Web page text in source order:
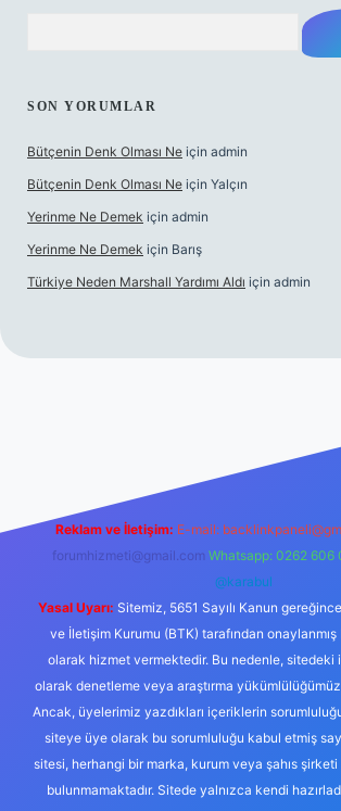
SON YORUMLAR
Bütçenin Denk Olması Ne için admin
Bütçenin Denk Olması Ne için Yalçın
Yerinme Ne Demek için admin
Yerinme Ne Demek için Barış
Türkiye Neden Marshall Yardımı Aldı için admin
Reklam ve İletişim: E-mail:
forumhizmeti@gmail.com Whatsapp: 0262 606
@karabul
Yasal Uyarı: Sitemiz, 5651 Sayılı Kanun
ve İletişim Kurumu (BTK) tarafından onaylanmış
olarak hizmet vermektedir. Bu nedenle,
olarak denetleme veya araştırma
Ancak, üyelerimiz yazdıkları içeriklerin
siteye üye olarak bu sorumluluğu kabul etmiş
sitesi, herhangi bir marka, kurum veya şahıs şirketi
bulunmamaktadır. Sitede yalnızca kendi